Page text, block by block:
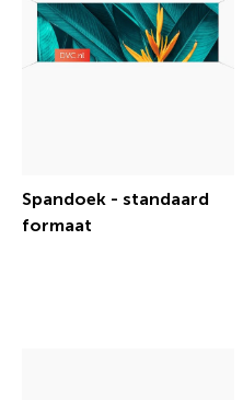
Spandoek - standaard
formaat